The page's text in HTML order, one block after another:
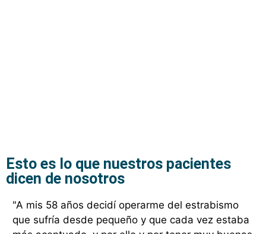
Esto es lo que nuestros pacientes
dicen de nosotros
"A mis 58 años decidí operarme del estrabismo
que sufría desde pequeño y que cada vez estaba